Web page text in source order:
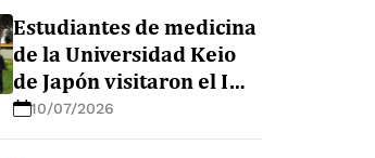
Estudiantes de medicina
de la Universidad Keio
de Japón visitaron el IMT
AvH para conocer sus
líneas de investigación
10/07/2026